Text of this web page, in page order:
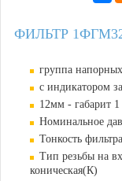
ФИЛЬТР
группа
с индикатором
12мм - габарит 1
Номинальное
Тонкость
Тип резьбы на
коническая(К)